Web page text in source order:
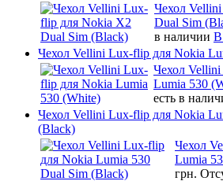
Чехол
Dual Sim
в наличии В
Чехол Vellini Lux-flip для Nokia
Чехол
Lumia 530
есть в
Чехол Vellini Lux-flip для Nokia
(Black)
Чехол
Lumia
грн.